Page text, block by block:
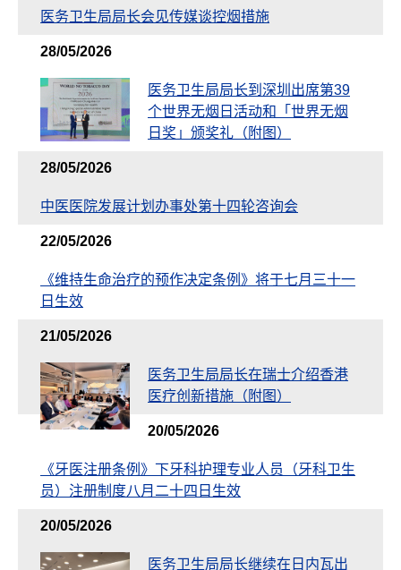
医务卫生局局长会见传媒谈控烟措施
28/05/2026
医务卫生局局长到深圳出席第39
个世界无烟日活动和「世界无烟
日奖」颁奖礼（附图）
28/05/2026
中医医院发展计划办事处第十四轮咨询会
22/05/2026
《维持生命治疗的预作决定条例》将于七月三十一
日生效
21/05/2026
医务卫生局局长在瑞士介绍香港
医疗创新措施（附图）
20/05/2026
《牙医注册条例》下牙科护理专业人员（牙科卫生
员）注册制度八月二十四日生效
20/05/2026
医务卫生局局长继续在日内瓦出